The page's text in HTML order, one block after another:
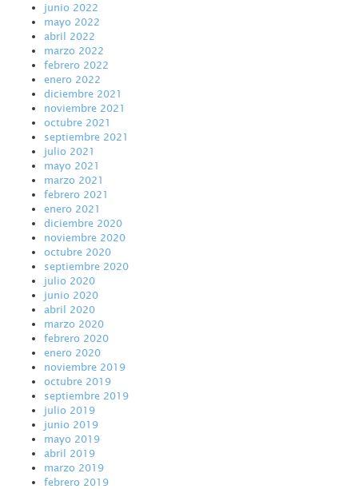
junio 2022
mayo 2022
abril 2022
marzo 2022
febrero 2022
enero 2022
diciembre 2021
noviembre 2021
octubre 2021
septiembre 2021
julio 2021
mayo 2021
marzo 2021
febrero 2021
enero 2021
diciembre 2020
noviembre 2020
octubre 2020
septiembre 2020
julio 2020
junio 2020
abril 2020
marzo 2020
febrero 2020
enero 2020
noviembre 2019
octubre 2019
septiembre 2019
julio 2019
junio 2019
mayo 2019
abril 2019
marzo 2019
febrero 2019